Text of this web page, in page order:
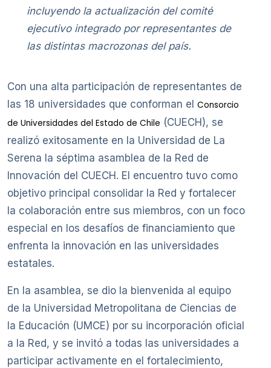
incluyendo la actualización del comité
ejecutivo integrado por representantes de
las distintas macrozonas del país.
Con una alta participación de representantes de
las 18 universidades que conforman el Consorcio
de Universidades del Estado de Chile (CUECH), se
realizó exitosamente en la Universidad de La
Serena la séptima asamblea de la Red de
Innovación del CUECH. El encuentro tuvo como
objetivo principal consolidar la Red y fortalecer
la colaboración entre sus miembros, con un foco
especial en los desafíos de financiamiento que
enfrenta la innovación en las universidades
estatales.
En la asamblea, se dio la bienvenida al equipo
de la Universidad Metropolitana de Ciencias de
la Educación (UMCE) por su incorporación oficial
a la Red, y se invitó a todas las universidades a
participar activamente en el fortalecimiento,